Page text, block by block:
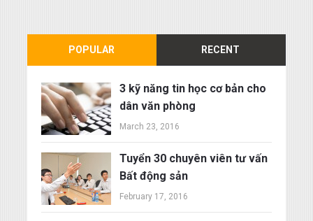
POPULAR RECENT
3 kỹ năng tin học cơ bản cho
dân văn phòng
March 23, 2016
Tuyển 30 chuyên viên tư vấn
Bất động sản
February 17, 2016